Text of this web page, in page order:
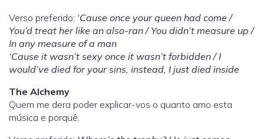
Verso preferido: ‘Cause once your queen had come /
You’d treat her likе an also-ran / You didn’t measure up /
In any measurе of a man
‘Cause it wasn’t sexy once it wasn’t forbidden / I
would’ve died for your sins, instead, I just died inside
The Alchemy
Quem me dera poder explicar-vos o quanto amo esta
música e porquê.